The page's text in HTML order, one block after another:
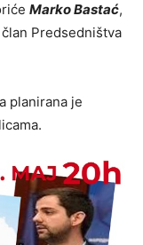
Marko Bastać,
član Predsedništva
planirana je